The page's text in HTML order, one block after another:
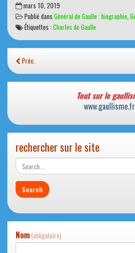
mars 10, 2019
Publié dans Général de Gaulle : biographie,
Étiquettes :Charles de Gaulle
Préc.
Tout sur le
www.gaullisme.fr
rechercher sur le site
Nom(obligatoire)